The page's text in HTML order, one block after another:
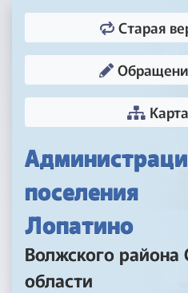
поселения
Лопатино
Волжского района
области
Старая